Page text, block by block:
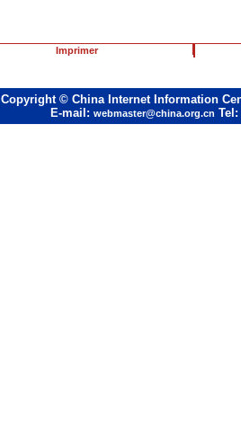
Imprimer
Copyright © China Internet Information
E-mail: webmaster@china.org.cn Tel: